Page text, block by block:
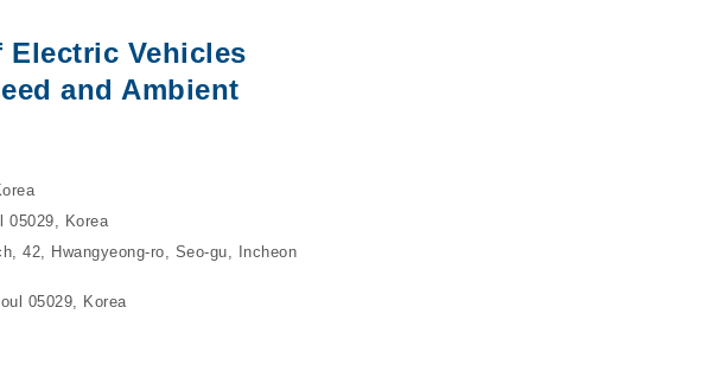
Vehicles
and Ambient
05029, Korea
42, Hwangyeong-ro, Seo-gu, Incheon
05029, Korea